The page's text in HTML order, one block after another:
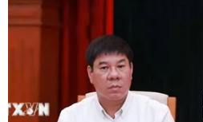
đường tỉnh 155
04/08/2026 06:06
Chuẩn bị khởi công tuyến
gom đầu tiên của dự án